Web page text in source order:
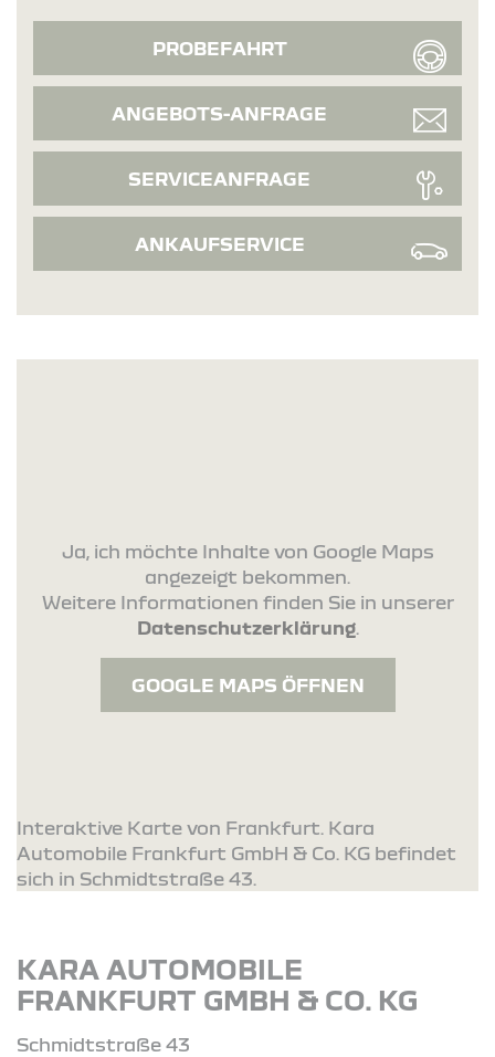
PROBEFAHRT
ANGEBOTS-ANFRAGE
SERVICEANFRAGE
ANKAUFSERVICE
Ja, ich möchte Inhalte von Google Maps
angezeigt bekommen.
Weitere Informationen finden Sie in unserer
Datenschutzerklärung.
GOOGLE MAPS ÖFFNEN
Interaktive Karte von Frankfurt. Kara
Automobile Frankfurt GmbH & Co. KG befindet
sich in Schmidtstraße 43.
KARA AUTOMOBILE
FRANKFURT GMBH & CO. KG
Schmidtstraße 43